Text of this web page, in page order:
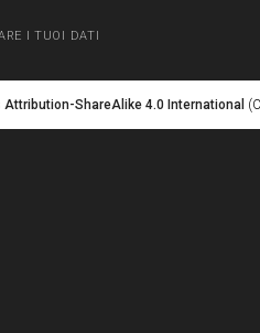
I TUOI DATI
Attribution-ShareAlike 4.0 International